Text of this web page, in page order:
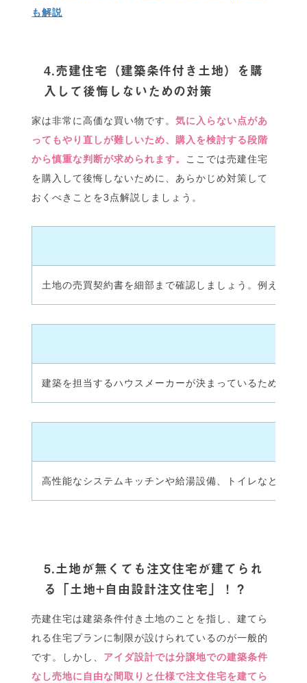
も解説
4.売建住宅（建築条件付き土地）を購
入して後悔しないための対策
家は非常に高価な買い物です。気に入らない点があ
ってもやり直しが難しいため、購入を検討する段階
から慎重な判断が求められます。 ここでは売建住宅
を購入して後悔しないために、あらかじめ対策して
おくべきことを3点解説しましょう。
土地の売買契約書を細部まで確認しましょう。例えば、
建築を担当するハウスメーカーが決まっているため、モ
高性能なシステムキッチンや給湯設備、トイレなどは
5.土地が無くても注文住宅が建てられ
る「土地+自由設計注文住宅」！？
売建住宅は建築条件付き土地のことを指し、建てら
れる住宅プランに制限が設けられているのが一般的
です。しかし、 アイダ設計では分譲地での建築条件
なし売地に自由な間取りと仕様で注文住宅を建てら